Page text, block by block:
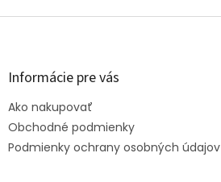
Z
Informácie pre vás
Ako nakupovať
Obchodné podmienky
Podmienky ochrany osobných údajov